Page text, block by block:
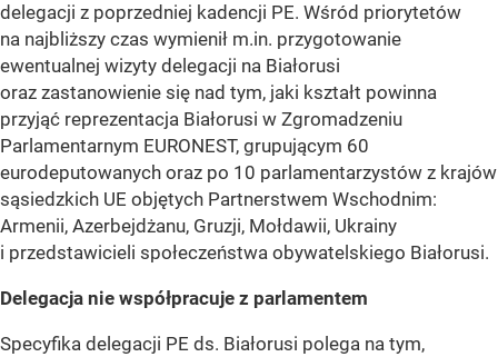
delegacji z poprzedniej kadencji PE. Wśród priorytetów
na najbliższy czas wymienił m.in. przygotowanie
ewentualnej wizyty delegacji na Białorusi
oraz zastanowienie się nad tym, jaki kształt powinna
przyjąć reprezentacja Białorusi w Zgromadzeniu
Parlamentarnym EURONEST, grupującym 60
eurodeputowanych oraz po 10 parlamentarzystów z krajów
sąsiedzkich UE objętych Partnerstwem Wschodnim:
Armenii, Azerbejdżanu, Gruzji, Mołdawii, Ukrainy
i przedstawicieli społeczeństwa obywatelskiego Białorusi.
Delegacja nie współpracuje z parlamentem
Specyfika delegacji PE ds. Białorusi polega na tym,